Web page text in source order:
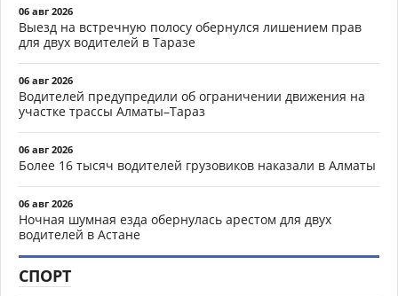
06 авг 2026
Выезд на встречную полосу обернулся лишением прав
для двух водителей в Таразе
06 авг 2026
Водителей предупредили об ограничении движения на
участке трассы Алматы–Тараз
06 авг 2026
Более 16 тысяч водителей грузовиков наказали в Алматы
06 авг 2026
Ночная шумная езда обернулась арестом для двух
водителей в Астане
СПОРТ